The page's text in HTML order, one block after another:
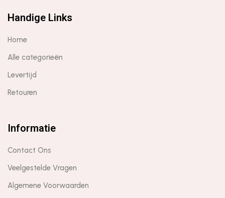
Handige Links
Home
Alle categorieën
Levertijd
Retouren
Informatie
Contact Ons
Veelgestelde Vragen
Algemene Voorwaarden